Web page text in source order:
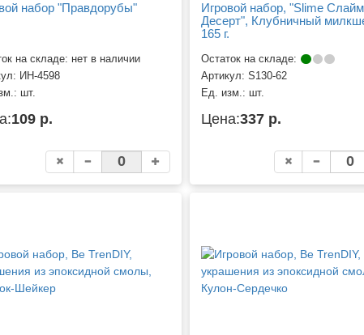
набор "Правдорубы"
на складе: нет в наличии
ИН-4598
шт.
109 р.
Игровой набор, "Slime Слайм
Десерт", Клубничный
165 г.
Остаток на складе:
Артикул: S130-62
Ед. изм.: шт.
Цена:337 р.